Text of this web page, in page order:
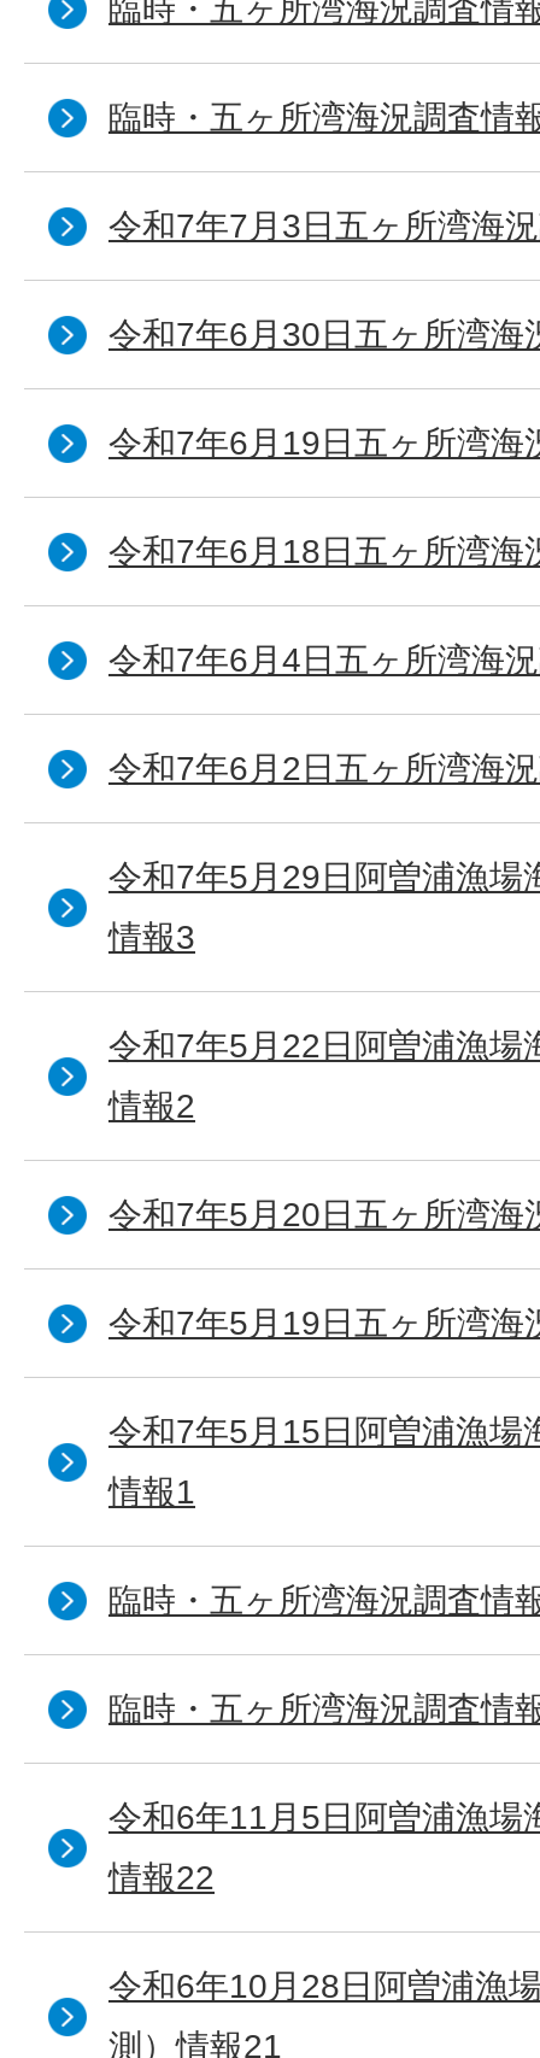
臨時・五ヶ所湾海況調査情
臨時・五ヶ所湾海況調査情
令和7年7月3日五ヶ所湾海
令和7年6月30日五ヶ所湾海
令和7年6月19日五ヶ所湾海
令和7年6月18日五ヶ所湾海
令和7年6月4日五ヶ所湾海
令和7年6月2日五ヶ所湾海
令和7年5月29日阿曽浦漁場
情報3
令和7年5月22日阿曽浦漁場
情報2
令和7年5月20日五ヶ所湾海
令和7年5月19日五ヶ所湾海
令和7年5月15日阿曽浦漁場
情報1
臨時・五ヶ所湾海況調査情
臨時・五ヶ所湾海況調査情
令和6年11月5日阿曽浦漁場
情報22
令和6年10月28日阿曽浦漁
測）情報21